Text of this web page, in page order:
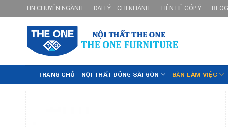
to
content
TIN CHUYÊN NGÀNH ĐẠI LÝ – CHI NHÁNH LIÊN HỆ GÓP Ý BLOG
TRANG CHỦ NỘI THẤT ĐÔNG SÀI GÒN BÀN LÀM VIỆC